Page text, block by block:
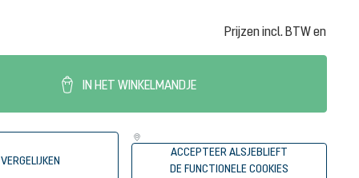
Prijzen incl. BTW en
IN HET WINKELMANDJE
VERGELIJKEN
ACCEPTEER ALSJEBLIEFT
DE FUNCTIONELE COOKIES